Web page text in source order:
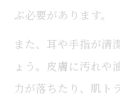
ぶ必要があります。
また、耳や手指が清
ょう。皮膚に汚れや
力が落ちたり、肌ト